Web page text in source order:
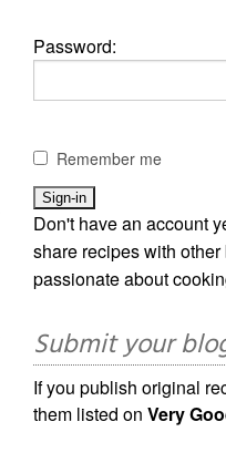
Password:
Remember me
Don't have an account
share recipes with
passionate about
Submit your
If you publish original
them listed onVery